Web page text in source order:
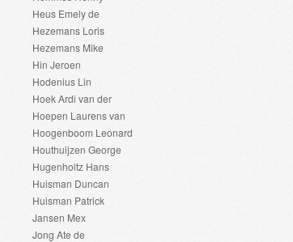
Heus Emely de
Hezemans Loris
Hezemans Mike
Hin Jeroen
Hodenius Lin
Hoek Ardi van der
Hoepen Laurens van
Hoogenboom Leonard
Houthuijzen George
Hugenholtz Hans
Huisman Duncan
Huisman Patrick
Jansen Mex
Jong Ate de